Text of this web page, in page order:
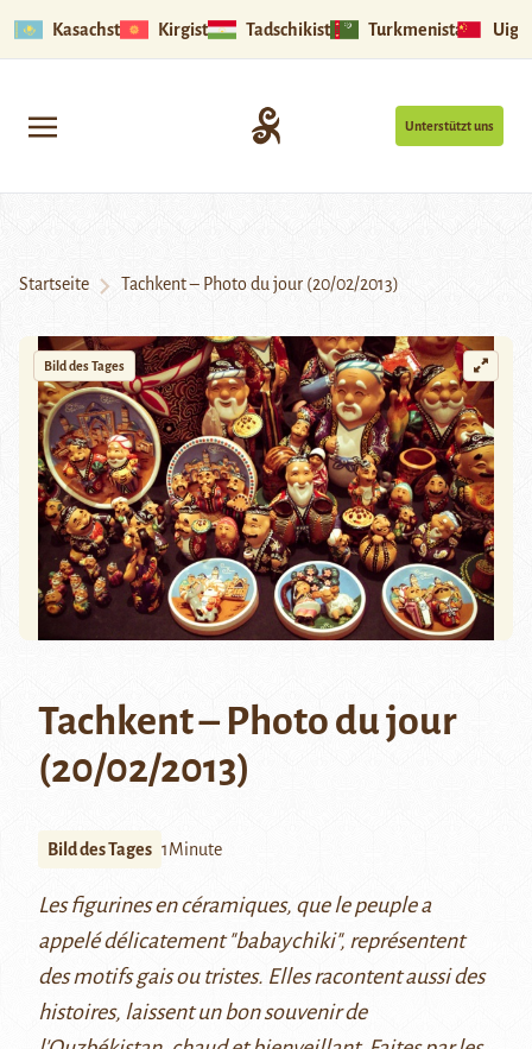
Kasachstan Kirgistan Tadschikistan Turkmenistan
Unterstützt uns
Startseite Tachkent – Photo du jour (20/02/2013)
Bild des Tages
Tachkent – Photo du jour
(20/02/2013)
Bild des Tages 1Minute
Les figurines en céramiques, que le peuple a
appelé délicatement "babaychiki", représentent
des motifs gais ou tristes. Elles racontent aussi des
histoires, laissent un bon souvenir de